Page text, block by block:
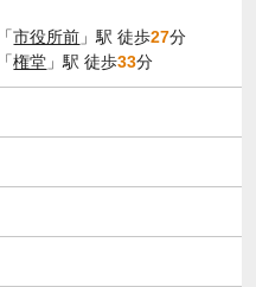
「市役所前 」駅 徒歩27分
「権堂 」駅 徒歩33分